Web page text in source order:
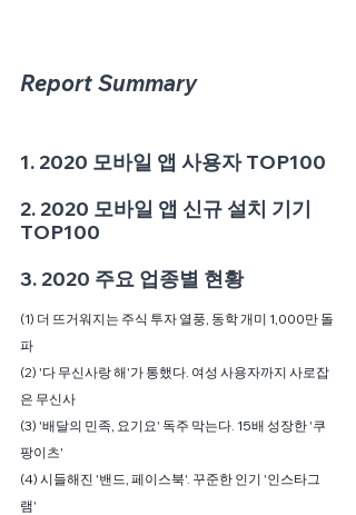
Report Summary
1. 2020 모바일 앱 사용자 TOP100
2. 2020 모바일 앱 신규 설치 기기
TOP100
3. 2020 주요 업종별 현황
(1) 더 뜨거워지는 주식 투자 열풍, 동학 개미 1,000만 돌
파
(2) '다 무신사랑 해'가 통했다. 여성 사용자까지 사로잡
은 무신사
(3) '배달의 민족, 요기요' 독주 막는다. 15배 성장한 '쿠
팡이츠'
(4) 시들해진 '밴드, 페이스북'. 꾸준한 인기 '인스타그
램'